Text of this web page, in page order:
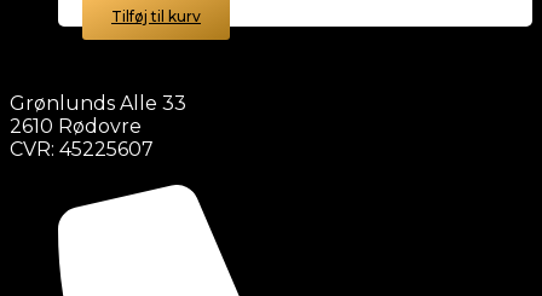
Tilføj til kurv
Grønlunds Alle 33
2610 Rødovre
CVR: 45225607